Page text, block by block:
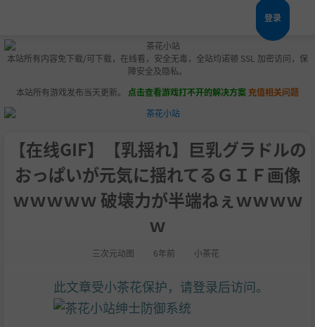
登录
本站所有内容免下载/可下载，在线看，安全无毒，全站均诺顿 SSL 加密访问，保
障安全及隐私。
本站所有游戏发布当天更新。 点击查看游戏打不开的解决方案充值相关问题
【在线GIF】【乳揺れ】巨乳グラドルの
おっぱいが元気に揺れてるＧＩＦ画像
ｗｗｗｗｗ 破壊力が半端ねぇｗｗｗｗ
ｗ
三次元动图 6年前 小茶花
此文章受小茶花保护，请登录后访问。